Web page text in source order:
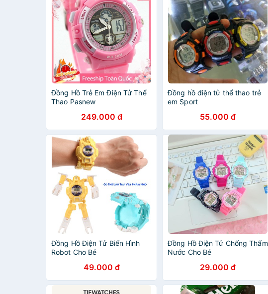
Đồng Hồ Trẻ Em Điện Tử Thể
Thao Pasnew
249.000 đ
Đồng hồ điện tử thể thao trẻ
em Sport
55.000 đ
Đồng Hồ Điện Tử Biến Hình
Robot Cho Bé
49.000 đ
Đồng Hồ Điện Tử Chống Thấm
Nước Cho Bé
29.000 đ